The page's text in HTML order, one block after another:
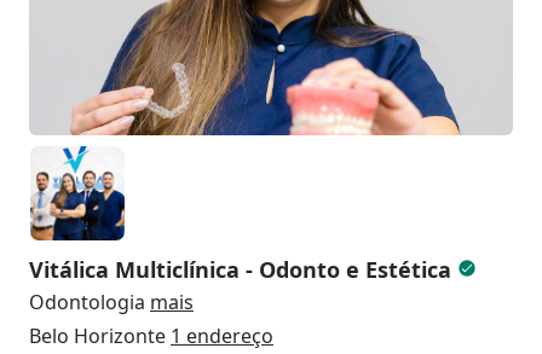
Vitálica Multiclínica - Odonto e Estética
Odontologia mais
Belo Horizonte 1 endereço